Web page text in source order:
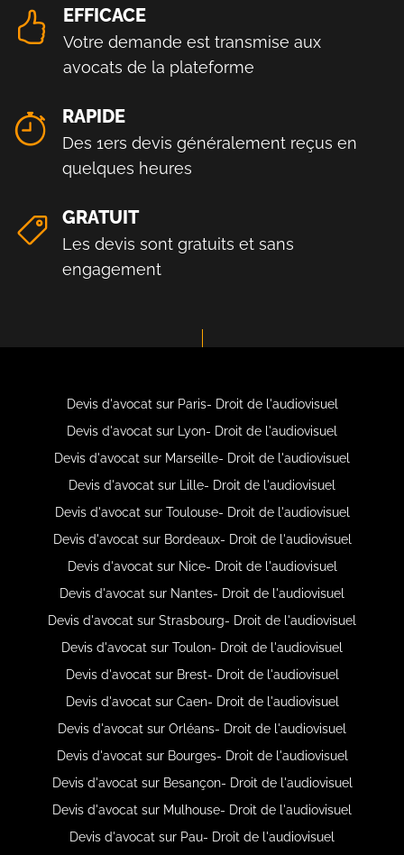
EFFICACE
Votre demande est transmise aux
avocats de la plateforme
RAPIDE
Des 1ers devis généralement reçus en
quelques heures
GRATUIT
Les devis sont gratuits et sans
engagement
Devis d'avocat sur Paris- Droit de l'audiovisuel
Devis d'avocat sur Lyon- Droit de l'audiovisuel
Devis d'avocat sur Marseille- Droit de l'audiovisuel
Devis d'avocat sur Lille- Droit de l'audiovisuel
Devis d'avocat sur Toulouse- Droit de l'audiovisuel
Devis d'avocat sur Bordeaux- Droit de l'audiovisuel
Devis d'avocat sur Nice- Droit de l'audiovisuel
Devis d'avocat sur Nantes- Droit de l'audiovisuel
Devis d'avocat sur Strasbourg- Droit de l'audiovisuel
Devis d'avocat sur Toulon- Droit de l'audiovisuel
Devis d'avocat sur Brest- Droit de l'audiovisuel
Devis d'avocat sur Caen- Droit de l'audiovisuel
Devis d'avocat sur Orléans- Droit de l'audiovisuel
Devis d'avocat sur Bourges- Droit de l'audiovisuel
Devis d'avocat sur Besançon- Droit de l'audiovisuel
Devis d'avocat sur Mulhouse- Droit de l'audiovisuel
Devis d'avocat sur Pau- Droit de l'audiovisuel